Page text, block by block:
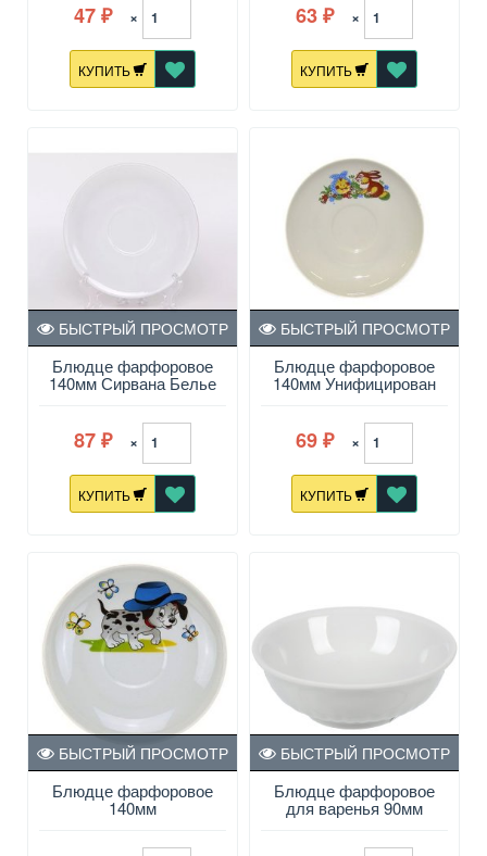
47 ₽ ×
КУПИТЬ
63 ₽ ×
КУПИТЬ
Блюдце фарфоровое
140мм Сирвана Белье
БЫСТРЫЙ ПРОСМОТР
87 ₽ ×
КУПИТЬ
Блюдце фарфоровое
140мм Унифицирован
Веселый Колобок
БЫСТРЫЙ ПРОСМОТР
69 ₽ ×
КУПИТЬ
Блюдце фарфоровое
140мм
Озорные щенки
БЫСТРЫЙ ПРОСМОТР
Блюдце фарфоровое
для варенья 90мм
Уютное Белье
БЫСТРЫЙ ПРОСМОТР